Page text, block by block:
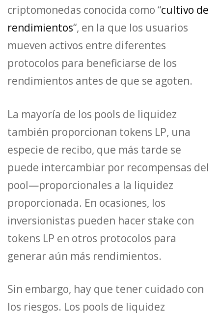
criptomonedas conocida como “cultivo de
rendimientos“, en la que los usuarios
mueven activos entre diferentes
protocolos para beneficiarse de los
rendimientos antes de que se agoten.
La mayoría de los pools de liquidez
también proporcionan tokens LP, una
especie de recibo, que más tarde se
puede intercambiar por recompensas del
pool—proporcionales a la liquidez
proporcionada. En ocasiones, los
inversionistas pueden hacer stake con
tokens LP en otros protocolos para
generar aún más rendimientos.
Sin embargo, hay que tener cuidado con
los riesgos. Los pools de liquidez